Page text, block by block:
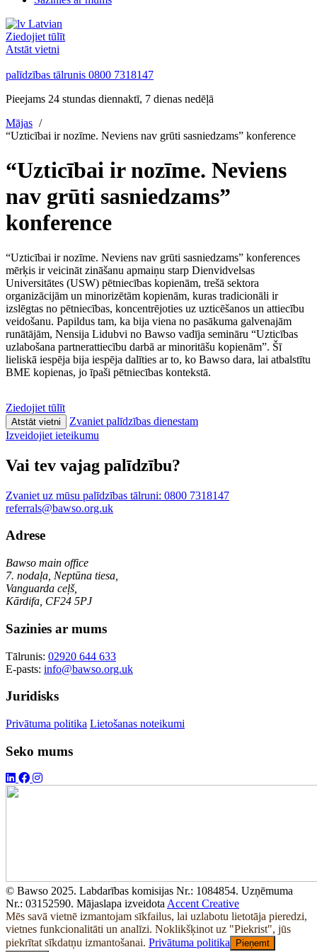
Latvian
Ziedojiet tūlīt
Atstāt vietni
palīdzības tālrunis 0800 7318147
Pieejams 24 stundas diennaktī, 7 dienas nedēļā
Mājas
“Uzticībai ir nozīme. Neviens nav grūti sasniedzams” konference
“Uzticībai ir nozīme. Neviens
nav grūti sasniedzams”
konference
“Uzticībai ir nozīme. Neviens nav grūti sasniedzams” konferences
mērķis ir veicināt zināšanu apmaiņu starp Dienvidvelsas
Universitātes (USW) pētniecības kopienām, trešā sektora
organizācijām un minorizētām kopienām, kuras tradicionāli ir
izslēgtas no pētniecības, koncentrējoties uz uzticēšanos un attiecību
veidošanu. Papildus tam, ka bija viena no pasākuma galvenajām
runātājām, Nensija Lidubvi no Bawso vadīja semināru “Uzticības
uzlabošana partnerattiecību darbā ar minoritāšu kopienām”. Šī
lieliskā iespēja bija iespēja dalīties ar to, ko Bawso dara, lai atbalstītu
BME kopienas, jo īpaši pētniecības kontekstā.
Ziedojiet tūlīt
Atstāt vietni
Zvaniet palīdzības dienestam
Izveidojiet ieteikumu
Vai tev vajag palīdzību?
Zvaniet uz mūsu palīdzības tālruni: 0800 7318147
referrals@bawso.org.uk
Adrese
Bawso main office
7. nodaļa, Neptūna tiesa,
Vanguarda ceļš,
Kārdifa, CF24 5PJ
Sazinies ar mums
Tālrunis: 02920 644 633
E-pasts: info@bawso.org.uk
Juridisks
Privātuma politika Lietošanas noteikumi
Seko mums
© Bawso 2025. Labdarības komisijas Nr.: 1084854. Uzņēmuma
Nr.: 03152590. Mājaslapa izveidotaAccent Creative
Mēs savā vietnē izmantojam sīkfailus, lai uzlabotu lietotāja pieredzi,
vietnes funkcionalitāti un analīzi. Noklikšķinot uz "Piekrist", jūs
piekrītat sīkdatņu izmantošanai. Privātuma politika
Pieņemt